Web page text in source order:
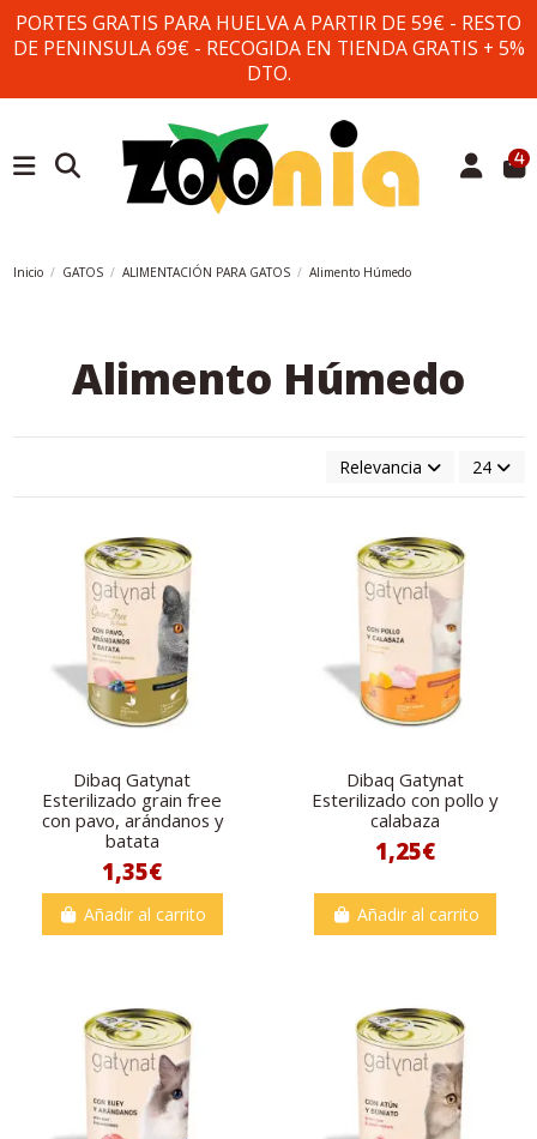
PORTES GRATIS PARA HUELVA A PARTIR DE 59€ - RESTO
DE PENINSULA 69€ - RECOGIDA EN TIENDA GRATIS + 5%
DTO.
4
Inicio GATOS ALIMENTACIÓN PARA GATOS Alimento Húmedo
Alimento Húmedo
Relevancia 24
Dibaq Gatynat
Esterilizado grain free
con pavo, arándanos y
batata
1,35€
Añadir al carrito
Dibaq Gatynat
Esterilizado con pollo y
calabaza
1,25€
Añadir al carrito